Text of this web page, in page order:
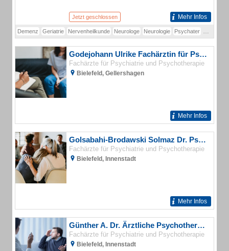
Jetzt geschlossen Mehr Infos
Demenz Geriatrie Nervenheilkunde Neurologe Neurologie Psychater
Godejohann Ulrike Fachärztin für Psychotherapeutische Medizin
Fachärzte für Psychiatrie und Psychotherapie
Bielefeld, Gellershagen
Mehr Infos
Golsabahi-Brodawski Solmaz Dr. Psychiaterin
Fachärzte für Psychiatrie und Psychotherapie
Bielefeld, Innenstadt
Mehr Infos
Günther A. Dr. Ärztliche Psychotherapie
Fachärzte für Psychiatrie und Psychotherapie
Bielefeld, Innenstadt